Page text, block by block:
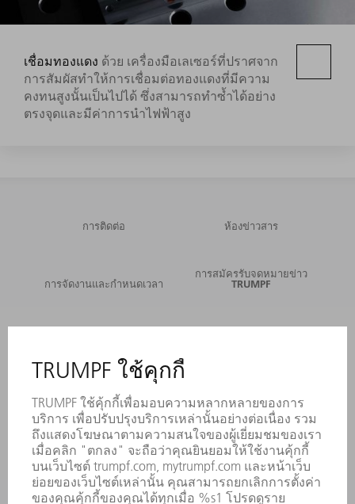
เชื่อมทองแดง ด้วย เครื่องมือเลเซอร์ที่ปราศจาก
การสัมผัสทำให้การเชื่อมต่อทองแดงที่มีความ
คงทนสูงนั้นเป็นไปได้ ซึ่งสามารถทำซ้ำได้อย่าง
ตรงจุดและมีค่าการนำไฟฟ้าสูง
การติดต่อ ห้องข่าวสาร
การจัดงานและกำหนดเวลา
การสมัครรับจดหมายข่าว
TRUMPF
บริการออนไลน์
สถานที่ตั้ง
การจัดงานและกำหนดเวลา
การลงทะเบียนรับหนังสือพิมพ์
แผ่นข้อมูลด้านความปลอดภัย
ผลิตภัณฑ์
เครื่องจักร & ระบบ
เลเซอร์